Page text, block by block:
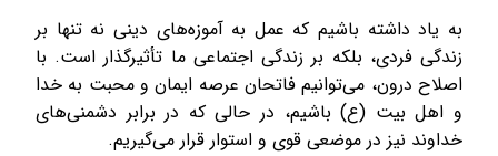
به یاد داشته باشیم که عمل به آموزه‌های دینی نه تنها بر
زندگی فردی، بلکه بر زندگی اجتماعی ما تأثیرگذار است. با
اصلاح درون، می‌توانیم فاتحان عرصه ایمان و محبت به خدا
و اهل بیت (ع) باشیم، در حالی که در برابر دشمنی‌های
خداوند نیز در موضعی قوی و استوار قرار می‌گیریم.